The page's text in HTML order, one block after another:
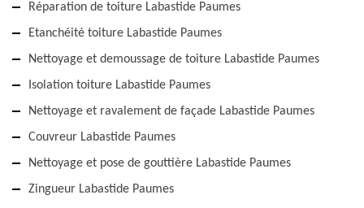
Réparation de toiture Labastide Paumes
Etanchéité toiture Labastide Paumes
Nettoyage et demoussage de toiture Labastide Paumes
Isolation toiture Labastide Paumes
Nettoyage et ravalement de façade Labastide Paumes
Couvreur Labastide Paumes
Nettoyage et pose de gouttière Labastide Paumes
Zingueur Labastide Paumes